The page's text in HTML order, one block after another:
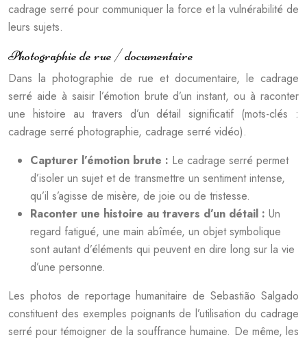
cadrage serré pour communiquer la force et la vulnérabilité de
leurs sujets.
Photographie de rue / documentaire
Dans la photographie de rue et documentaire, le cadrage
serré aide à saisir l’émotion brute d’un instant, ou à raconter
une histoire au travers d’un détail significatif (mots-clés :
cadrage serré photographie, cadrage serré vidéo).
Capturer l’émotion brute : Le cadrage serré permet
d’isoler un sujet et de transmettre un sentiment intense,
qu’il s’agisse de misère, de joie ou de tristesse.
Raconter une histoire au travers d’un détail : Un
regard fatigué, une main abîmée, un objet symbolique
sont autant d’éléments qui peuvent en dire long sur la vie
d’une personne.
Les photos de reportage humanitaire de Sebastião Salgado
constituent des exemples poignants de l’utilisation du cadrage
serré pour témoigner de la souffrance humaine. De même, les